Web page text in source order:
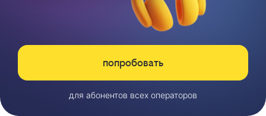
попробовать
для абонентов всех операторов